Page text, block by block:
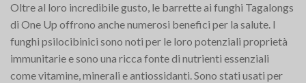
recensioni
Oltre al loro incredibile gusto, le barrette ai funghi Tagalongs
di One Up offrono anche numerosi benefici per la salute. I
funghi psilocibinici sono noti per le loro potenziali proprietà
immunitarie e sono una ricca fonte di nutrienti essenziali
come vitamine, minerali e antiossidanti. Sono stati usati per